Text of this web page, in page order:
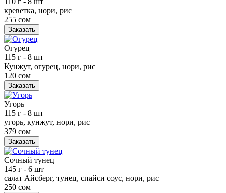
креветка, нори, рис
255 сом
Заказать
Огурец
115 г - 8 шт
Кунжут, огурец, нори, рис
120 сом
Заказать
Угорь
115 г - 8 шт
угорь, кунжут, нори, рис
379 сом
Заказать
Сочный тунец
145 г - 6 шт
салат Айсберг, тунец, спайси соус, нори, рис
250 сом